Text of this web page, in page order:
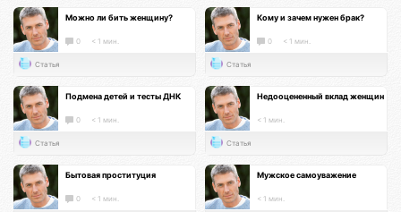
Можно ли бить женщину?
0 < 1 мин.
Статья
Кому и зачем нужен брак?
0 < 1 мин.
Статья
Подмена детей и тесты ДНК
0 < 1 мин.
Статья
Недооцененный вклад женщин
< 1 мин.
Статья
Бытовая проституция
0 < 1 мин.
Мужское самоуважение
< 1 мин.